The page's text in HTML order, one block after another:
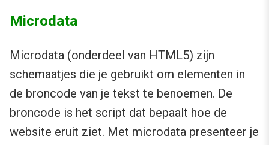
Microdata
Microdata (onderdeel van HTML5) zijn
schemaatjes die je gebruikt om elementen in
de broncode van je tekst te benoemen. De
broncode is het script dat bepaalt hoe de
website eruit ziet. Met microdata presenteer je